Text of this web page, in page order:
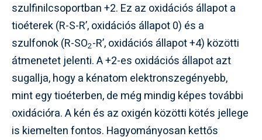
szulfinilcsoportban +2. Ez az oxidációs állapot a
tioéterek (R-S-R’, oxidációs állapot 0) és a
szulfonok (R-SO2-R’, oxidációs állapot +4) közötti
átmenetet jelenti. A +2-es oxidációs állapot azt
sugallja, hogy a kénatom elektronszegényebb,
mint egy tioéterben, de még mindig képes további
oxidációra. A kén és az oxigén közötti kötés jellege
is kiemelten fontos. Hagyományosan kettős